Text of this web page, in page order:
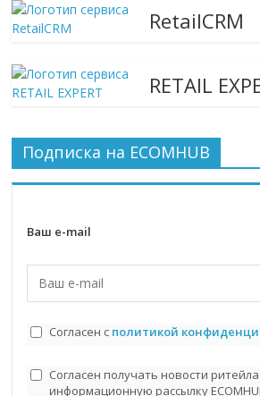
RetailCRM
RETAIL
Подписка на ECOMHUB
Ваш e-mail
Согласен с политикой
Согласен получать новости
информационную рассылку